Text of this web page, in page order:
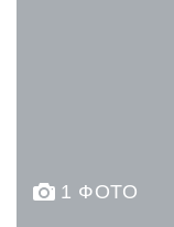
1 ФОТО